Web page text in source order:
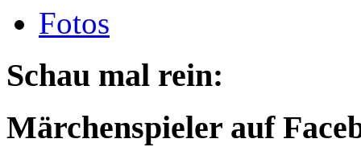
Fotos
Schau mal rein:
Märchenspieler auf